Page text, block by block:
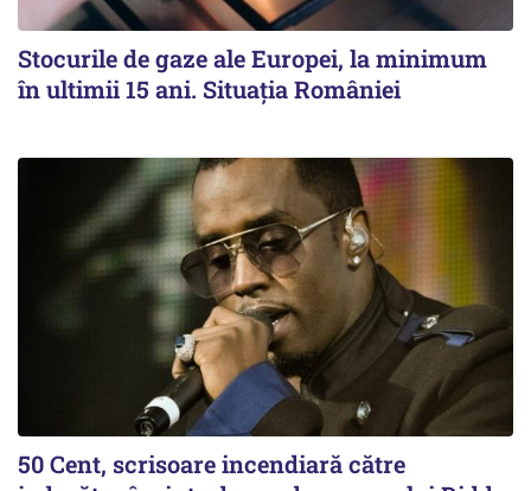
Stocurile de gaze ale Europei, la minimum
în ultimii 15 ani. Situația României
50 Cent, scrisoare incendiară către